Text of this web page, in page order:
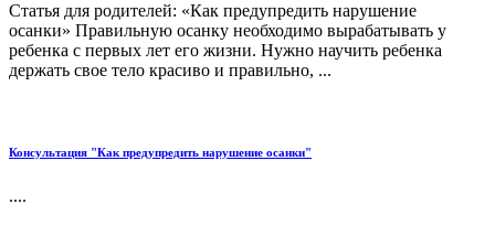
Статья для родителей: «Как предупредить нарушение
осанки» Правильную осанку необходимо вырабатывать у
ребенка с первых лет его жизни. Нужно научить ребенка
держать свое тело красиво и правильно, ...
Консультация "Как предупредить нарушение осанки"
....